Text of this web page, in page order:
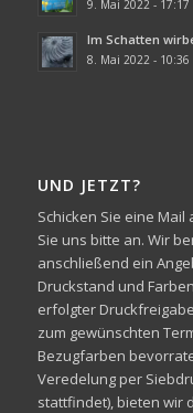
9. Mai 2022 - 17:17
Im Schatten
8. Mai 2022 - 10:36
UND JETZT?
Schicken Sie eine
Sie uns bitte an. Wir
anschließend ein
Druckstand und
erfolgter
zum gewünschten
Bezugfarben
Veredelung per
stattfindet), bieten wir